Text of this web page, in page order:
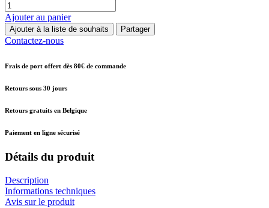
Ajouter au panier
Ajouter à la liste de souhaits Partager
Contactez-nous
Frais de port offert dès 80€ de commande
Retours sous 30 jours
Retours gratuits en Belgique
Paiement en ligne sécurisé
Détails du produit
Description
Informations techniques
Avis sur le produit